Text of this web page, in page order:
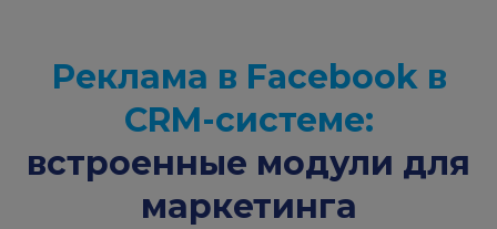
Реклама в Facebook в
CRM-системе:
встроенные модули для
маркетинга